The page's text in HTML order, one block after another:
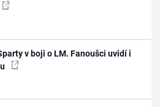
v boji o LM. Fanoušci uvidí i